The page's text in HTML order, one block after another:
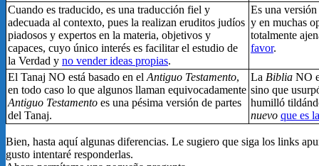
Cuando es traducido, es una traducción fiel y
adecuada al contexto, pues la realizan eruditos judíos
piadosos y expertos en la materia, objetivos y
capaces, cuyo único interés es facilitar el estudio de
la Verdad y no vender ideas propias.
Es una versión
y en muchas
totalmente
favor.
El Tanaj NO está basado en el Antiguo Testamento,
en todo caso lo que algunos llaman equivocadamente
Antiguo Testamento es una pésima versión de partes
del Tanaj.
La Biblia NO
sino que
humilló
nuevo que es
Bien, hasta aquí algunas diferencias. Le sugiero que siga los links
gusto intentaré responderlas.